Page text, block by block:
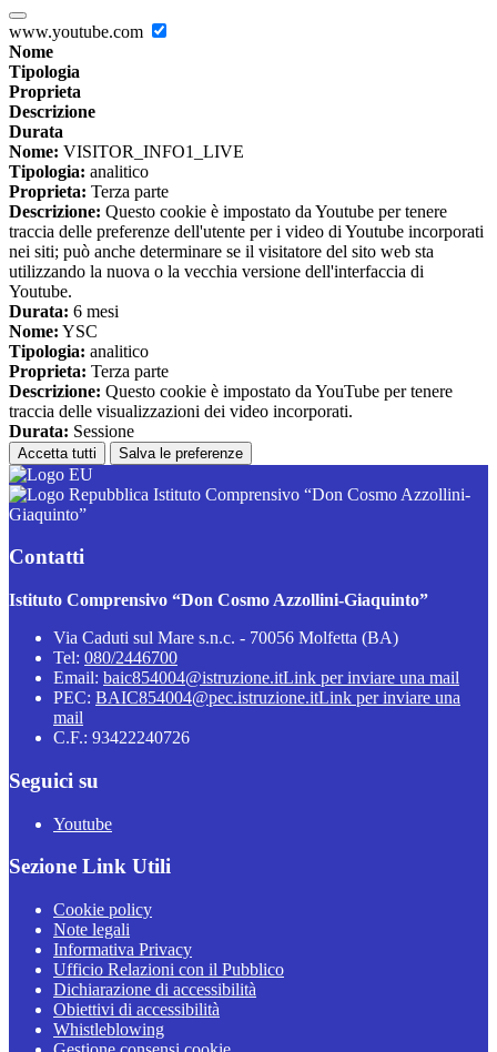
www.youtube.com
Nome
Tipologia
Proprieta
Descrizione
Durata
Nome: VISITOR_INFO1_LIVE
Tipologia: analitico
Proprieta: Terza parte
Descrizione: Questo cookie è impostato da Youtube per tenere
traccia delle preferenze dell'utente per i video di Youtube incorporati
nei siti; può anche determinare se il visitatore del sito web sta
utilizzando la nuova o la vecchia versione dell'interfaccia di
Youtube.
Durata: 6 mesi
Nome: YSC
Tipologia: analitico
Proprieta: Terza parte
Descrizione: Questo cookie è impostato da YouTube per tenere
traccia delle visualizzazioni dei video incorporati.
Durata: Sessione
Accetta tutti Salva le preferenze
Istituto Comprensivo “Don Cosmo Azzollini-
Giaquinto”
Contatti
Istituto Comprensivo “Don Cosmo Azzollini-Giaquinto”
Via Caduti sul Mare s.n.c. - 70056 Molfetta (BA)
Tel: 080/2446700
Email: baic854004@istruzione.itLink per inviare una mail
PEC: BAIC854004@pec.istruzione.itLink per inviare una
mail
C.F.: 93422240726
Seguici su
Youtube
Sezione Link Utili
Cookie policy
Note legali
Informativa Privacy
Ufficio Relazioni con il Pubblico
Dichiarazione di accessibilità
Obiettivi di accessibilità
Whistleblowing